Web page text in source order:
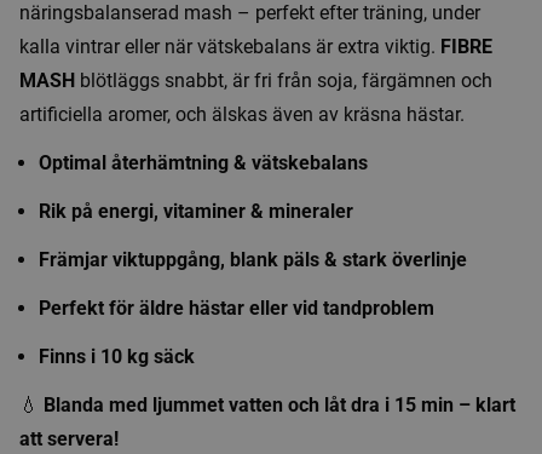
näringsbalanserad mash – perfekt efter träning, under
kalla vintrar eller när vätskebalans är extra viktig. FIBRE
MASH blötläggs snabbt, är fri från soja, färgämnen och
artificiella aromer, och älskas även av kräsna hästar.
Optimal återhämtning & vätskebalans
Rik på energi, vitaminer & mineraler
Främjar viktuppgång, blank päls & stark överlinje
Perfekt för äldre hästar eller vid tandproblem
Finns i 10 kg säck
💧 Blanda med ljummet vatten och låt dra i 15 min – klart
att servera!